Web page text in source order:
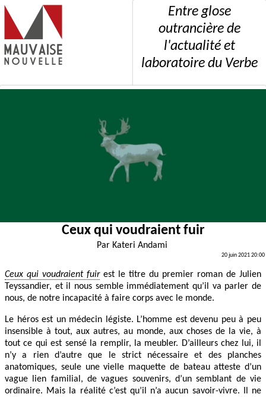
Entre glose
outrancière de
l'actualité et
laboratoire du Verbe
Ceux qui voudraient fuir
Par Kateri Andami
20 juin 2021 20:00
Ceux qui voudraient fuirest le titre du premier roman de Julien
Teyssandier, et il nous semble immédiatement qu’il va parler de
nous, de notre incapacité à faire corps avec le monde.
Le héros est un médecin légiste. L’homme est devenu peu à peu
insensible à tout, aux autres, au monde, aux choses de la vie, à
tout ce qui est sensé la remplir, la meubler. D’ailleurs chez lui, il
n’y a rien d’autre que le strict nécessaire et des planches
anatomiques, seule une vielle maquette de bateau atteste d’un
vague lien familial, de vagues souvenirs, d’un semblant de vie
ordinaire. Mais la réalité c’est qu’il n’a aucun savoir-vivre. Il ne